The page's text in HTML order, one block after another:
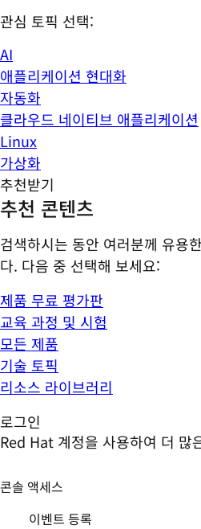
관심 토픽 선택:
AI
애플리케이션 현대화
자동화
클라우드 네이티브 애플리케이션
Linux
가상화
추천받기
추천 콘텐츠
검색하시는 동안 여러분께 유용
다. 다음 중 선택해 보세요:
제품 무료 평가판
교육 과정 및 시험
모든 제품
기술 토픽
리소스 라이브러리
로그인
Red Hat 계정을 사용하여 더 많
콘솔 액세스
이벤트 등록